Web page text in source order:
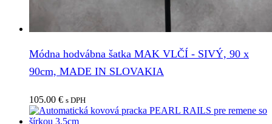
Módna hodvábna šatka MAK VLČÍ - SIVÝ, 90 x
90cm, MADE IN SLOVAKIA
105.00 € s DPH